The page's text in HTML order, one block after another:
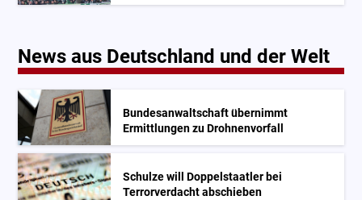
News aus Deutschland und der Welt
Bundesanwaltschaft übernimmt
Ermittlungen zu Drohnenvorfall
Schulze will Doppelstaatler bei
Terrorverdacht abschieben